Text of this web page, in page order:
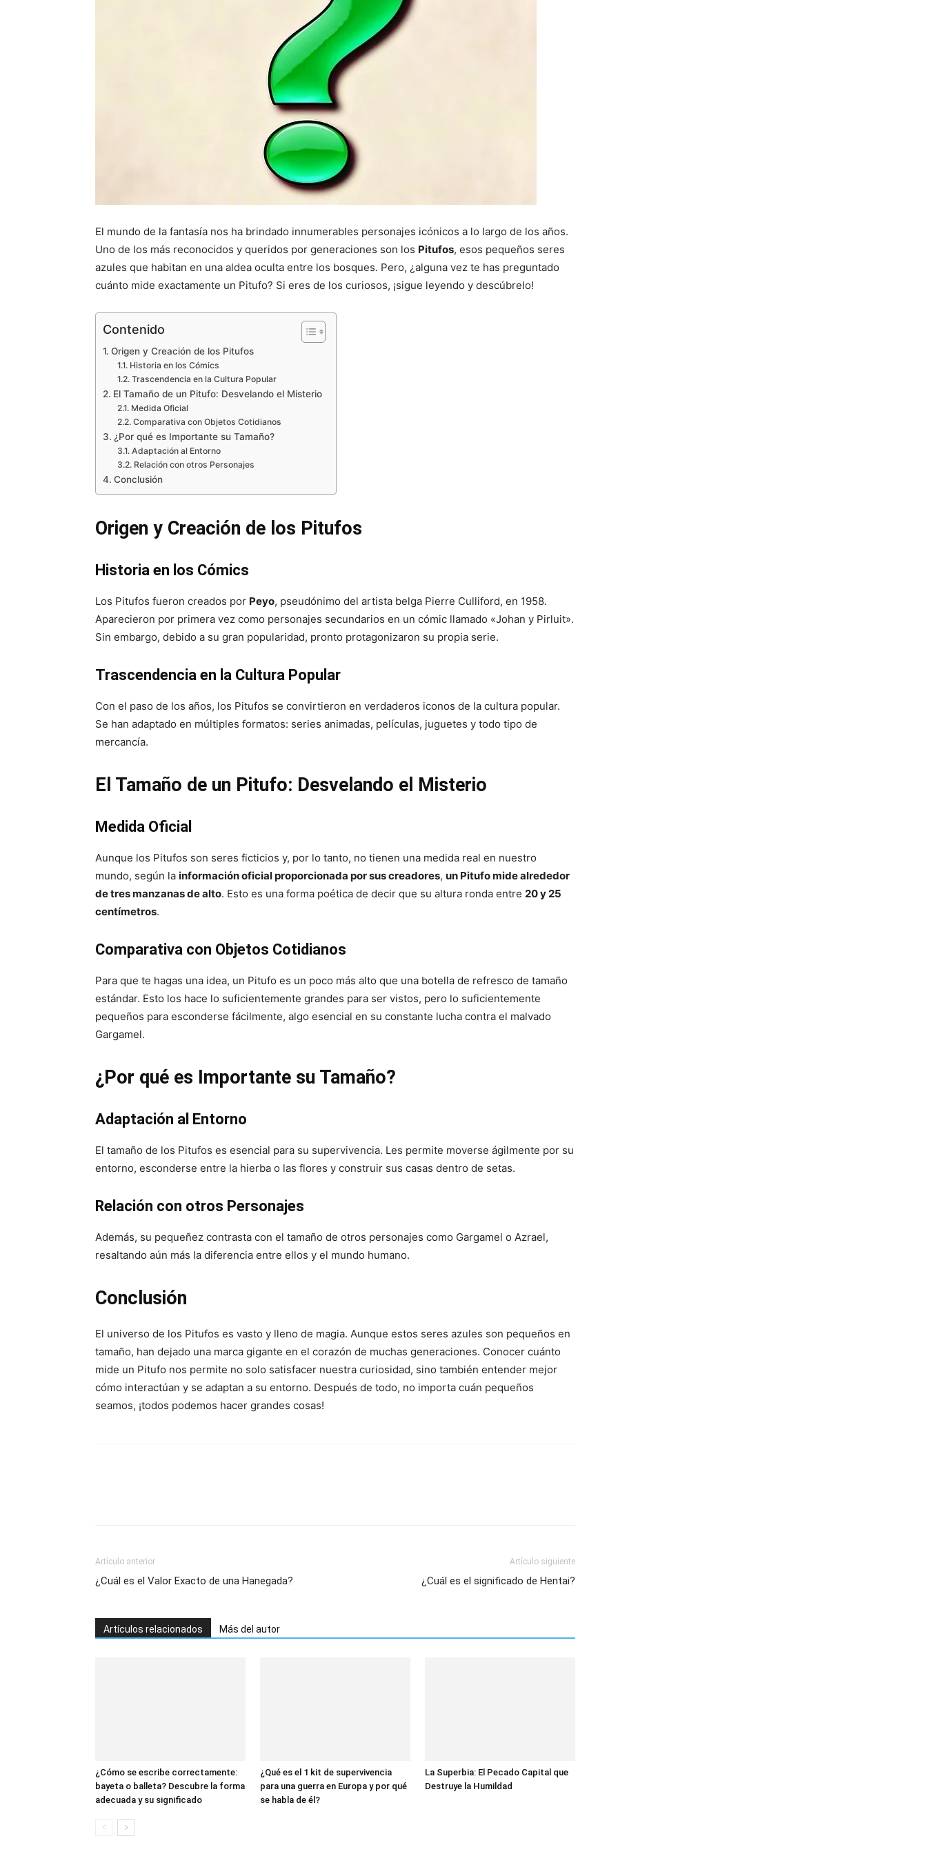
El mundo de la fantasía nos ha brindado innumerables personajes icónicos a lo largo de los años.
Uno de los más reconocidos y queridos por generaciones son los Pitufos, esos pequeños seres
azules que habitan en una aldea oculta entre los bosques. Pero, ¿alguna vez te has preguntado
cuánto mide exactamente un Pitufo? Si eres de los curiosos, ¡sigue leyendo y descúbrelo!
Contenido
Origen y Creación de los Pitufos
Historia en los Cómics
Trascendencia en la Cultura Popular
El Tamaño de un Pitufo: Desvelando el Misterio
Medida Oficial
Comparativa con Objetos Cotidianos
¿Por qué es Importante su Tamaño?
Adaptación al Entorno
Relación con otros Personajes
Conclusión
Origen y Creación de los Pitufos
Historia en los Cómics
Los Pitufos fueron creados por Peyo, pseudónimo del artista belga Pierre Culliford, en 1958.
Aparecieron por primera vez como personajes secundarios en un cómic llamado «Johan y Pirluit».
Sin embargo, debido a su gran popularidad, pronto protagonizaron su propia serie.
Trascendencia en la Cultura Popular
Con el paso de los años, los Pitufos se convirtieron en verdaderos iconos de la cultura popular.
Se han adaptado en múltiples formatos: series animadas, películas, juguetes y todo tipo de
mercancía.
El Tamaño de un Pitufo: Desvelando el Misterio
Medida Oficial
Aunque los Pitufos son seres ficticios y, por lo tanto, no tienen una medida real en nuestro
mundo, según la información oficial proporcionada por sus creadores, un Pitufo mide alrededor
de tres manzanas de alto. Esto es una forma poética de decir que su altura ronda entre 20 y 25
centímetros.
Comparativa con Objetos Cotidianos
Para que te hagas una idea, un Pitufo es un poco más alto que una botella de refresco de tamaño
estándar. Esto los hace lo suficientemente grandes para ser vistos, pero lo suficientemente
pequeños para esconderse fácilmente, algo esencial en su constante lucha contra el malvado
Gargamel.
¿Por qué es Importante su Tamaño?
Adaptación al Entorno
El tamaño de los Pitufos es esencial para su supervivencia. Les permite moverse ágilmente por su
entorno, esconderse entre la hierba o las flores y construir sus casas dentro de setas.
Relación con otros Personajes
Además, su pequeñez contrasta con el tamaño de otros personajes como Gargamel o Azrael,
resaltando aún más la diferencia entre ellos y el mundo humano.
Conclusión
El universo de los Pitufos es vasto y lleno de magia. Aunque estos seres azules son pequeños en
tamaño, han dejado una marca gigante en el corazón de muchas generaciones. Conocer cuánto
mide un Pitufo nos permite no solo satisfacer nuestra curiosidad, sino también entender mejor
cómo interactúan y se adaptan a su entorno. Después de todo, no importa cuán pequeños
seamos, ¡todos podemos hacer grandes cosas!
Artículo anterior
¿Cuál es el Valor Exacto de una Hanegada?
Artículo siguiente
¿Cuál es el significado de Hentai?
Artículos relacionados Más del autor
¿Cómo se escribe correctamente:
bayeta o balleta? Descubre la forma
adecuada y su significado
¿Qué es el 1 kit de supervivencia
para una guerra en Europa y por qué
se habla de él?
La Superbia: El Pecado Capital que
Destruye la Humildad